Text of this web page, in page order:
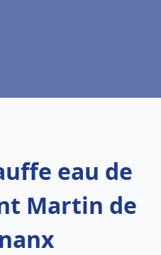
eau de
Martin de